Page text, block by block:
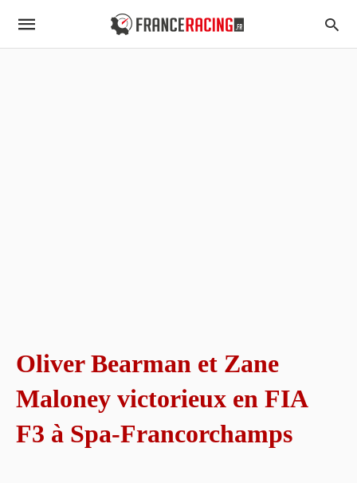
Oliver Bearman et Zane
Maloney victorieux en FIA
F3 à Spa-Francorchamps